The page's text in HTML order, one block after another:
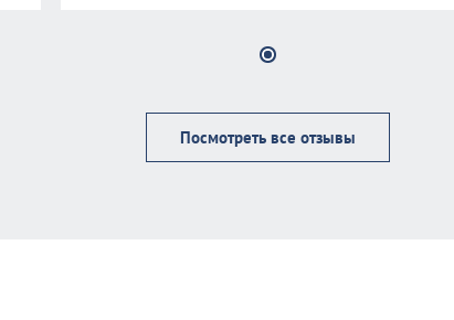
Посмотреть все отзывы